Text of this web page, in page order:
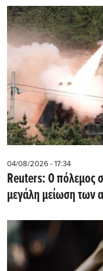
04/08/2026 - 17:34
Reuters: Ο πόλεμος
μεγάλη μείωση των